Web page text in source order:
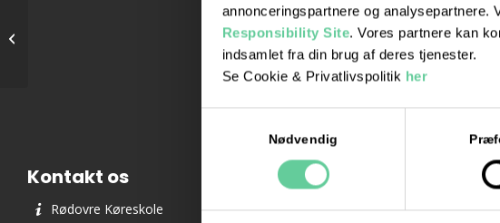
annonceringspartnere og
Responsibility Site. Vores partnere kan
indsamlet fra din brug af deres tjenester.
Se Cookie & Privatlivspolitik her
Nødvendig
Kontakt os
Rødovre Køreskole